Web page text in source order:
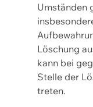
Umständen
Löschung
kann bei
Stelle der
treten.